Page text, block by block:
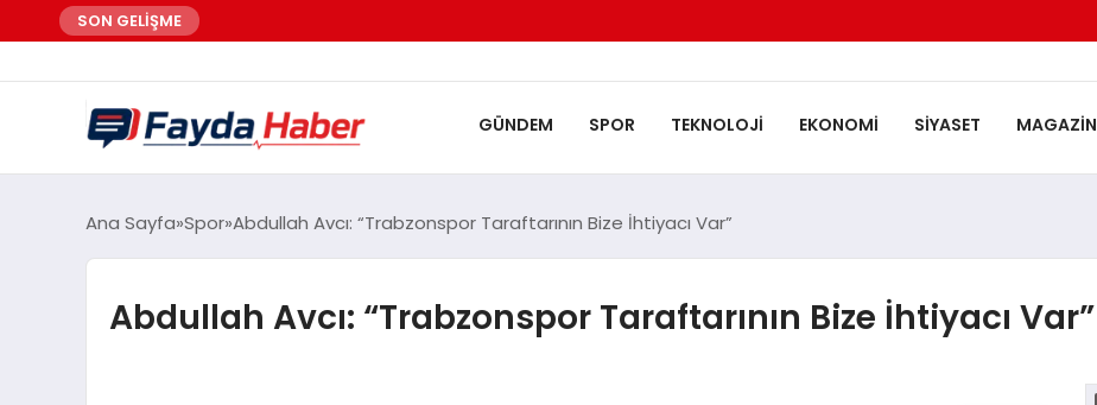
SON GELİŞME
GÜNDEM SPOR TEKNOLOJI EKONOMI SIYASET MAGAZIN
Ana Sayfa Spor Abdullah Avcı: “Trabzonspor Taraftarının Bize İhtiyacı Var”
Abdullah Avcı: “Trabzonspor Taraftarının Bize İhtiyacı Var”